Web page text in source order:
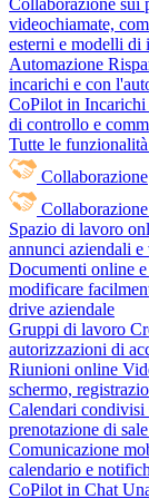
Collaborazione sui
videochiamate,
esterni e modelli di
Automazione
incarichi e con
CoPilot in Incarichi
di controllo e
Tutte le
Collaborazione
Collaborazione
Spazio di lavoro
annunci aziendali e
Documenti online
modificare
drive aziendale
Gruppi di lavoro
autorizzazioni di
Riunioni online
schermo,
Calendari condivisi
prenotazione di
Comunicazione
calendario e
CoPilot in Chat